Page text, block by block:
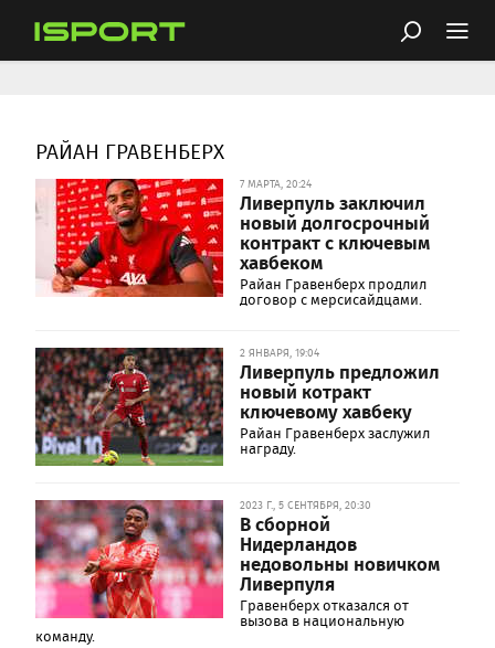
РАЙАН ГРАВЕНБЕРХ
7 МАРТА, 20:24
Ливерпуль заключил
новый долгосрочный
контракт с ключевым
хавбеком
Райан Гравенберх продлил
договор с мерсисайдцами.
2 ЯНВАРЯ, 19:04
Ливерпуль предложил
новый котракт
ключевому хавбеку
Райан Гравенберх заслужил
награду.
2023 Г., 5 СЕНТЯБРЯ, 20:30
В сборной
Нидерландов
недовольны новичком
Ливерпуля
Гравенберх отказался от
вызова в национальную
команду.